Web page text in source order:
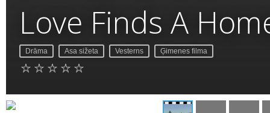
Love Finds A
Drāma Asa sižeta Vesterns Ģimenes filma